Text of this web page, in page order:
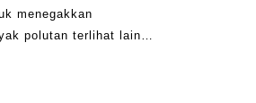
menegakkan
polutan terlihat lain